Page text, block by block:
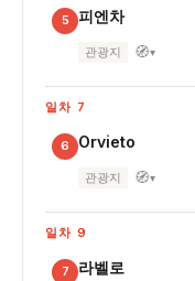
5 피엔차
관광지 🧭▾
일차 7
6 Orvieto
관광지 🧭▾
일차 9
7 라벨로